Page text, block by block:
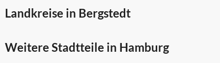
Landkreise in Bergstedt
Weitere Stadtteile in Hamburg